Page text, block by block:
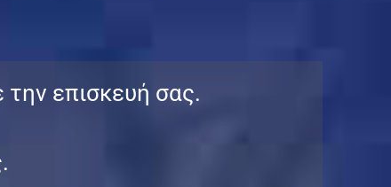
επισκευή σας.